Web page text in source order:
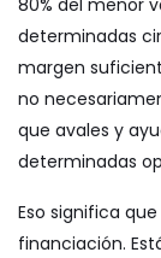
80% del menor
determinadas
margen
no
que avales y
determinadas
Eso significa
financiación.